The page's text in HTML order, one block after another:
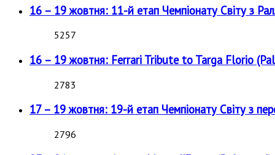
16 – 19 жовтня: 11-й етап Чемпіонату Світу з
5257
16 – 19 жовтня: Ferrari Tribute to Targa Florio
2783
17 – 19 жовтня: 19-й етап Чемпіонату Світу з
2796